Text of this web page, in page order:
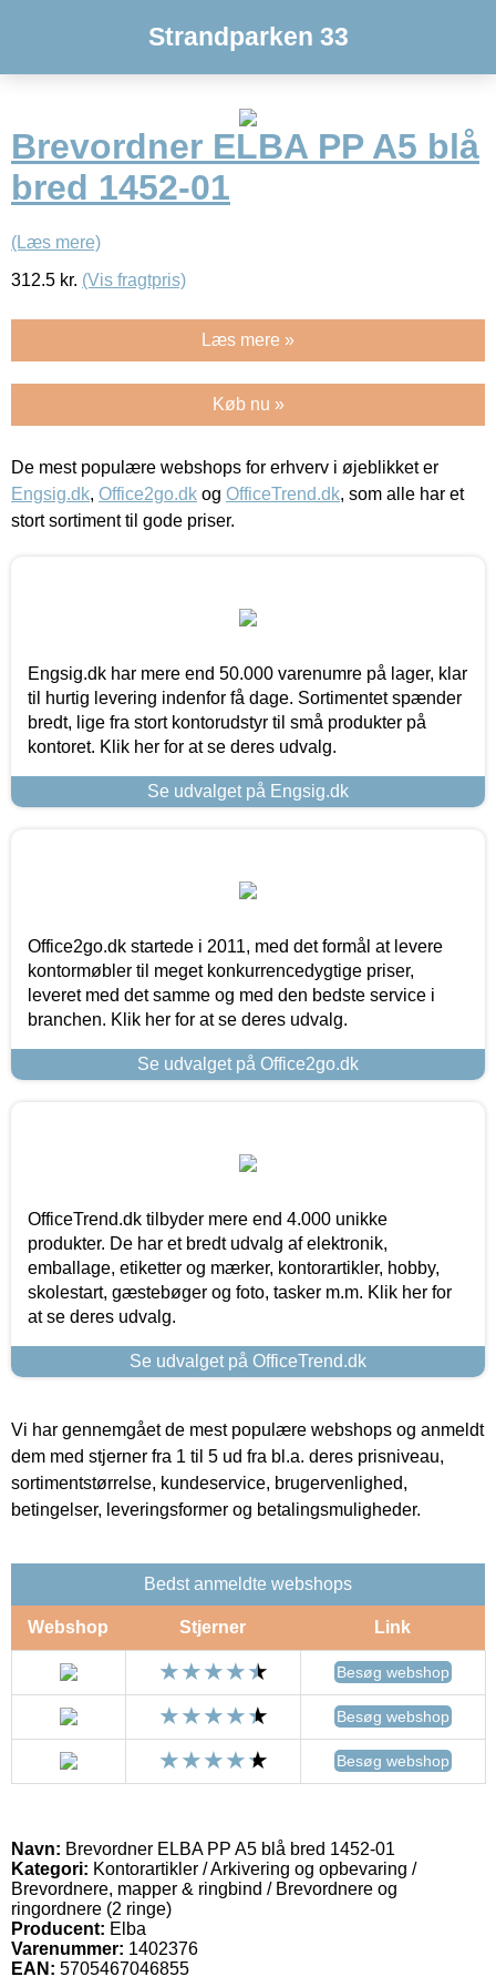
Strandparken 33
Brevordner ELBA PP A5 blå
bred 1452-01
(Læs mere)
312.5 kr. (Vis fragtpris)
Læs mere »
Køb nu »
De mest populære webshops for erhverv i øjeblikket er
Engsig.dk, Office2go.dk og OfficeTrend.dk, som alle har et
stort sortiment til gode priser.
Engsig.dk har mere end 50.000 varenumre på lager, klar
til hurtig levering indenfor få dage. Sortimentet spænder
bredt, lige fra stort kontorudstyr til små produkter på
kontoret. Klik her for at se deres udvalg.
Se udvalget på Engsig.dk
Office2go.dk startede i 2011, med det formål at levere
kontormøbler til meget konkurrencedygtige priser,
leveret med det samme og med den bedste service i
branchen. Klik her for at se deres udvalg.
Se udvalget på Office2go.dk
OfficeTrend.dk tilbyder mere end 4.000 unikke
produkter. De har et bredt udvalg af elektronik,
emballage, etiketter og mærker, kontorartikler, hobby,
skolestart, gæstebøger og foto, tasker m.m. Klik her for
at se deres udvalg.
Se udvalget på OfficeTrend.dk
Vi har gennemgået de mest populære webshops og anmeldt
dem med stjerner fra 1 til 5 ud fra bl.a. deres prisniveau,
sortimentstørrelse, kundeservice, brugervenlighed,
betingelser, leveringsformer og betalingsmuligheder.
Bedst anmeldte webshops
Webshop Stjerner Link
Besøg webshop
Besøg webshop
Besøg webshop
Navn: Brevordner ELBA PP A5 blå bred 1452-01
Kategori: Kontorartikler / Arkivering og opbevaring /
Brevordnere, mapper & ringbind / Brevordnere og
ringordnere (2 ringe)
Producent: Elba
Varenummer: 1402376
EAN: 5705467046855